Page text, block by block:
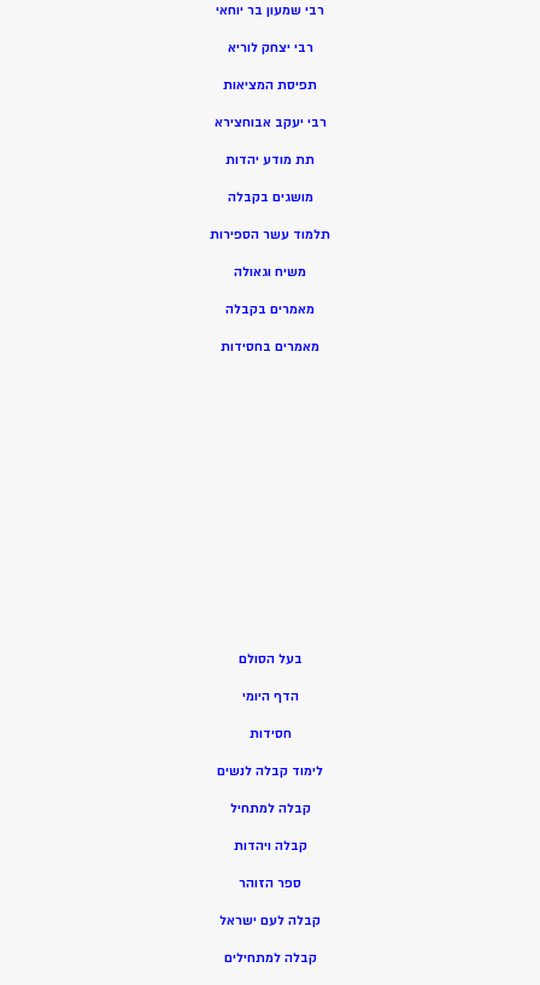
רבי שמעון בר יוחאי
רבי יצחק לוריא
תפיסת המציאות
רבי יעקב אבוחצירא
תת מודע יהדות
מושגים בקבלה
תלמוד עשר הספירות
משיח וגאולה
מאמרים בקבלה
מאמרים בחסידות
בעל הסולם
הדף היומי
חסידות
לימוד קבלה לנשים
קבלה למתחיל
קבלה ויהדות
ספר הזוהר
קבלה לעם ישראל
קבלה למתחילים